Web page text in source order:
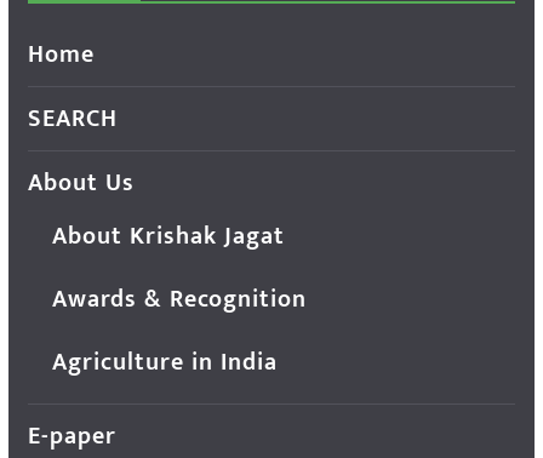
Home
SEARCH
About Us
About Krishak Jagat
Awards & Recognition
Agriculture in India
E-paper